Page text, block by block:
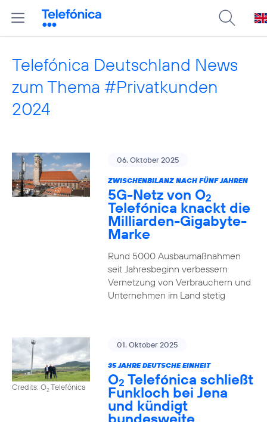
Telefónica Deutschland News
zum Thema #Privatkunden
2024
06. Oktober 2025
ZWISCHENBILANZ NACH FÜNF JAHREN
5G-Netz von O2
Telefónica knackt die
Milliarden-Gigabyte-
Marke
Rund 5000 Ausbaumaßnahmen
seit Jahresbeginn verbessern
Vernetzung von Verbrauchern und
Unternehmen im Land stetig
Credits: O2Telefónica
01. Oktober 2025
35 JAHRE DEUTSCHE EINHEIT
O2 Telefónica schließt
Funkloch bei Jena
und kündigt
bundesweite